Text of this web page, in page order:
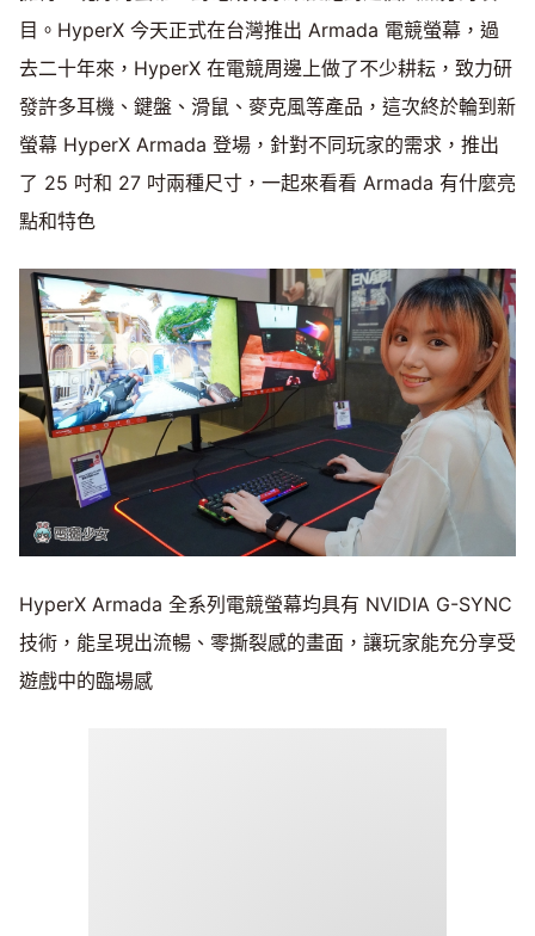
目。HyperX 今天正式在台灣推出 Armada 電競螢幕，過
去二十年來，HyperX 在電競周邊上做了不少耕耘，致力研
發許多耳機、鍵盤、滑鼠、麥克風等產品，這次終於輪到新
螢幕 HyperX Armada 登場，針對不同玩家的需求，推出
了 25 吋和 27 吋兩種尺寸，一起來看看 Armada 有什麼亮
點和特色
HyperX Armada 全系列電競螢幕均具有 NVIDIA G-SYNC
技術，能呈現出流暢、零撕裂感的畫面，讓玩家能充分享受
遊戲中的臨場感